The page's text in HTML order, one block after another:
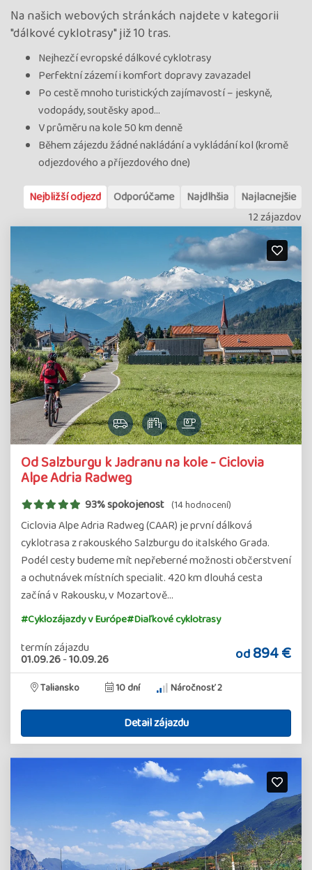
Na našich webových stránkách najdete v kategorii
"dálkové cyklotrasy" již 10 tras.
Nejhezčí evropské dálkové cyklotrasy
Perfektní zázemí i komfort dopravy zavazadel
Po cestě mnoho turistických zajímavostí – jeskyně,
vodopády, soutěsky apod…
V průměru na kole 50 km denně
Během zájezdu žádné nakládání a vykládání kol (kromě
odjezdového a příjezdového dne)
Nejbližší odjezd
Odporúčame Najdlhšia
Najlacnejšie
12 zájazdov
Od Salzburgu k Jadranu na kole - Ciclovia
Alpe Adria Radweg
93% spokojenost (14 hodnocení)
Ciclovia Alpe Adria Radweg (CAAR) je první dálková
cyklotrasa z rakouského Salzburgu do italského Grada.
Podél cesty budeme mít nepřeberné možnosti občerstvení
a ochutnávek místních specialit. 420 km dlouhá cesta
začíná v Rakousku, v Mozartově…
#Cyklozájazdy v Európe#Diaľkové cyklotrasy
termín zájazdu
01.09.26-10.09.26 od894 €
Taliansko 10 dní Náročnosť 2
Detail zájazdu